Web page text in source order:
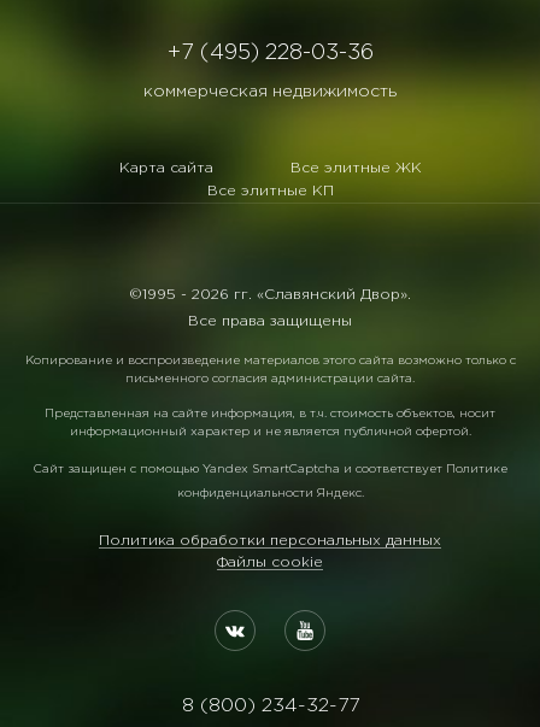
+7 (495) 228-03-36
коммерческая недвижимость
Карта сайта
Все элитные ЖК
Все элитные КП
©1995 - 2026 гг. «Славянский Двор».
Все права защищены
Копирование и воспроизведение материалов этого сайта возможно только с
письменного согласия администрации сайта.
Представленная на сайте информация, в т.ч. стоимость объектов, носит
информационный характер и не является публичной офертой.
Сайт защищен с помощью Yandex SmartCaptcha и соответствует Политике
конфиденциальности Яндекс.
Политика обработки персональных данных
Файлы cookie
8 (800) 234-32-77